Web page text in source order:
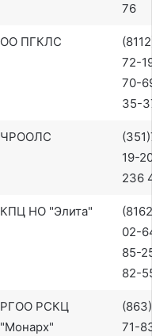
76
ОО ПГКЛС
72-
70-
35-
ЧРООЛС
19-
236
КПЦ НО "Элита"
02-
85-
82-
РГОО РСКЦ
"Монарх"
71-